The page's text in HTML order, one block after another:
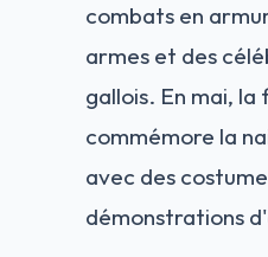
combats en
armes et des
gallois. En mai,
commémore la
avec des
démonstrations